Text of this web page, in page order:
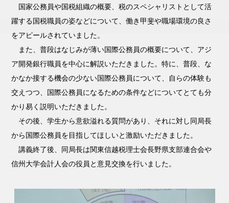
国家公務員や国税組織の概要、税のスペシャリストとして活
躍する国税職員の姿などについて、働き甲斐や職場環境の良さ
をアピールされていました。
また、普段はなじみが薄い国際公務員の概要について、アジ
ア開発銀行職員を中心に解説いただきました。特に、普段、な
かなか接する機会の少ない国際公務員について、自らの体験も
交えつつ、国際公務員になるための条件などについてとても分
かり易く説明いただきました。
その後、学生から意欲溢れる質問があり、それに対し同局長
から国際公務員を目指してほしいと激励いただきました。
講義終了後、同局長は関東信越税理士会長野県支部連合会や
信州大学会計人会の役員と意見交換を行いました。